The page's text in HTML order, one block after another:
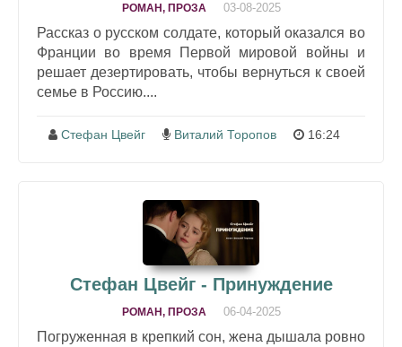
РОМАН, ПРОЗА 03-08-2025
Рассказ о русском солдате, который оказался во
Франции во время Первой мировой войны и
решает дезертировать, чтобы вернуться к своей
семье в Россию....
Стефан Цвейг Виталий Торопов 16:24
Стефан Цвейг - Принуждение
РОМАН, ПРОЗА 06-04-2025
Погруженная в крепкий сон, жена дышала ровно